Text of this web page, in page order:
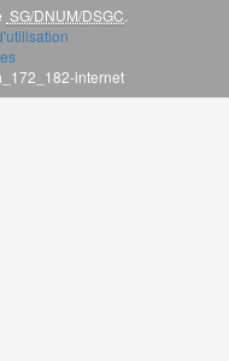
SG/DNUM/DSGC.
internet